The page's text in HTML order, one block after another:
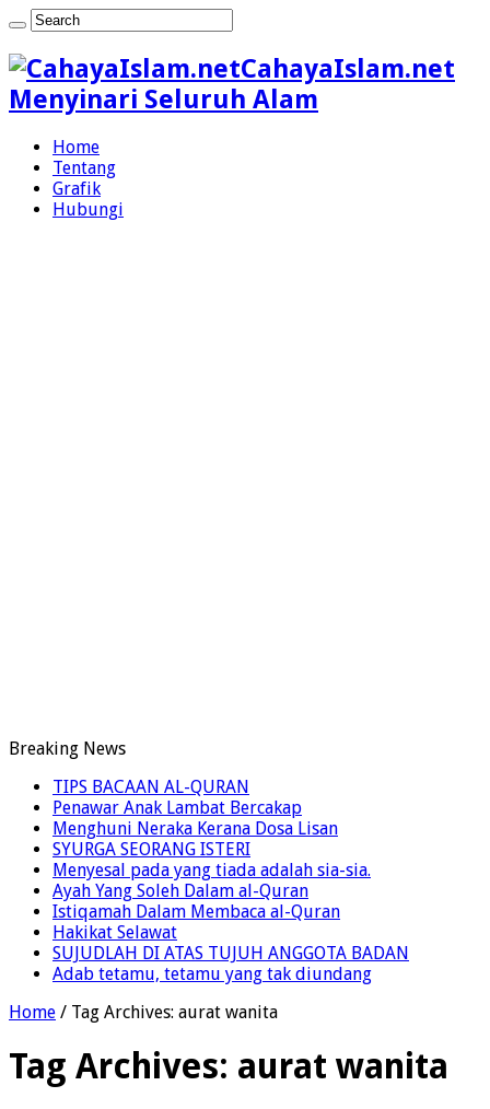
CahayaIslam.net
Menyinari Seluruh Alam
Home
Tentang
Grafik
Hubungi
Breaking News
TIPS BACAAN AL-QURAN
Penawar Anak Lambat Bercakap
Menghuni Neraka Kerana Dosa Lisan
SYURGA SEORANG ISTERI
Menyesal pada yang tiada adalah sia-sia.
Ayah Yang Soleh Dalam al-Quran
Istiqamah Dalam Membaca al-Quran
Hakikat Selawat
SUJUDLAH DI ATAS TUJUH ANGGOTA BADAN
Adab tetamu, tetamu yang tak diundang
Home / Tag Archives: aurat wanita
Tag Archives: aurat wanita